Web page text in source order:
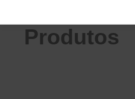
Produtos